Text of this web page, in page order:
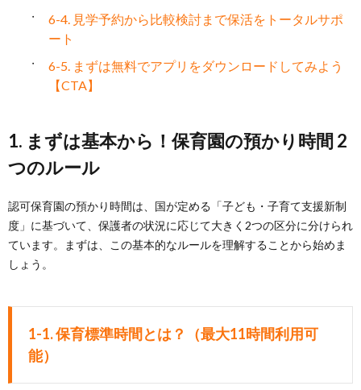
6-4. 見学予約から比較検討まで保活をトータルサポ
ート
6-5. まずは無料でアプリをダウンロードしてみよう
【CTA】
1. まずは基本から！保育園の預かり時間 2
つのルール
認可保育園の預かり時間は、国が定める「子ども・子育て支援新制
度」に基づいて、保護者の状況に応じて大きく2つの区分に分けられ
ています。まずは、この基本的なルールを理解することから始めま
しょう。
1-1. 保育標準時間とは？（最大11時間利用可
能）